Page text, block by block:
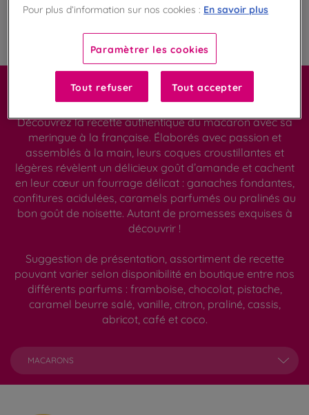
Fabriqué en France
Carrément macaron !
Découvrez la recette authentique du macaron avec sa
meringue à la française. Élaborés avec passion et
assemblés à la main, leurs coques croustillantes et
légères révèlent un délicieux goût d’amande et cachent
en leur cœur un fourrage délicat : ganaches fondantes,
confitures acidulées, caramels parfumés ou pralinés au
bon goût de noisette. Autant de promesses exquises à
découvrir !
Suggestion de présentation, assortiment de recette
pouvant varier selon disponibilité en boutique entre nos
différents parfums : framboise, chocolat, pistache,
caramel beurre salé, vanille, citron, praliné, cassis,
abricot, café et coco.
MACARONS
Pour plus d’information sur nos cookies : En savoir plus
Paramètrer les cookies
Tout refuser Tout accepter